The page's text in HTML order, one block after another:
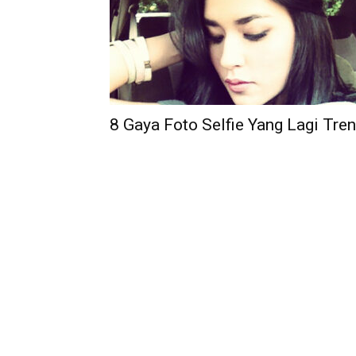
8 Gaya Foto Selfie Yang Lagi